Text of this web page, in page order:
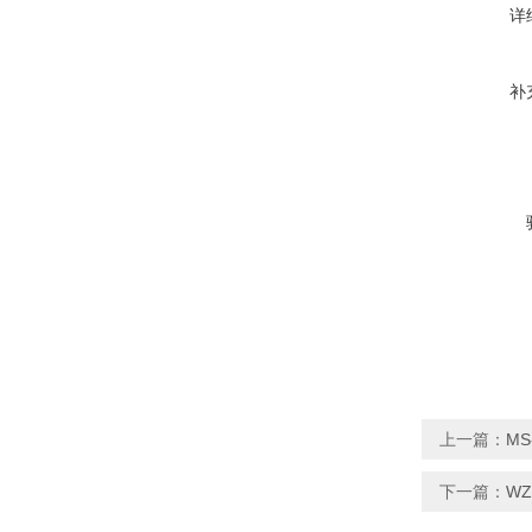
详
补
上一篇：
下一篇：